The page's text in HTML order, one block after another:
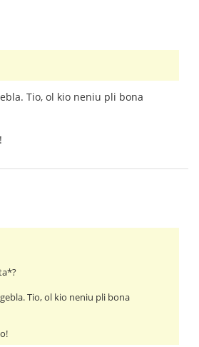
Tio, ol kio neniu pli bona
Tio, ol kio neniu pli bona